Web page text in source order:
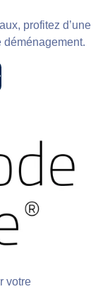
profitez d’une
déménagement.
votre